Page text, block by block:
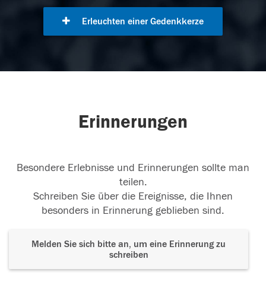
Erleuchten einer Gedenkkerze
Erinnerungen
Besondere Erlebnisse und Erinnerungen sollte man
teilen.
Schreiben Sie über die Ereignisse, die Ihnen
besonders in Erinnerung geblieben sind.
Melden Sie sich bitte an, um eine Erinnerung zu
schreiben